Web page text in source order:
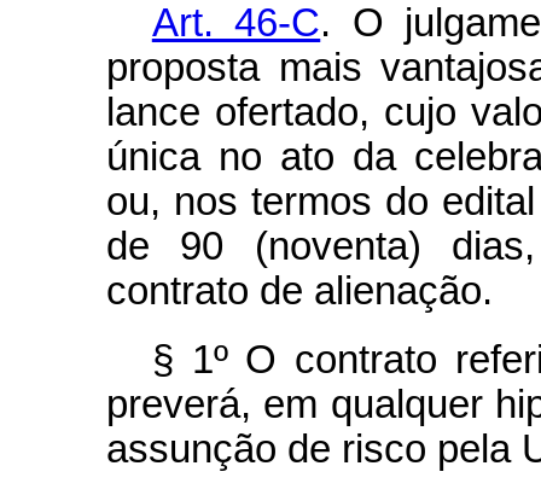
Art. 46-C. O
proposta mais
lance ofertado, cujo
única no ato da
ou, nos termos do
de 90 (noventa)
contrato de alienação.
§ 1º O contrato
preverá, em qualquer
assunção de risco pela